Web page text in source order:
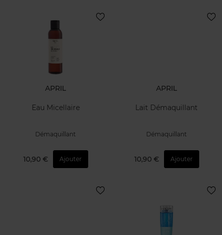
APRIL
Eau Micellaire
Démaquillant
10,90 € Ajouter
APRIL
Lait Démaquillant
Démaquillant
10,90 € Ajouter